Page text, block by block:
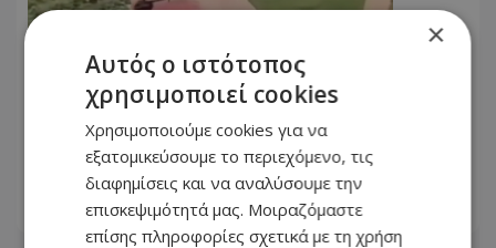
Δείτε βίντεο: Η στιγμή που
ελικόπτερο στη Βραζιλία, με
τετραμελή οικογένεια, συντρίβεται
λίγο μετά την απογείωση
21.04.2026 - 23:55
ΔΙΑΒΆΣΤΕ ΠΕΡΙΣΣΌΤΕΡΑ
×
Αυτός ο ιστότοπος
χρησιμοποιεί cookies
Χρησιμοποιούμε cookies για να
εξατομικεύσουμε το περιεχόμενο, τις
διαφημίσεις και να αναλύσουμε την
επισκεψιμότητά μας. Μοιραζόμαστε
επίσης πληροφορίες σχετικά με τη χρήση